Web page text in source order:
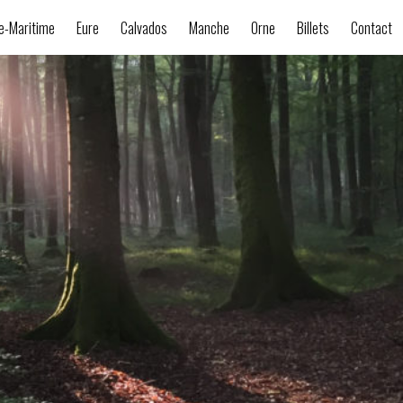
Maritime Eure Calvados Manche Orne Billets Contact